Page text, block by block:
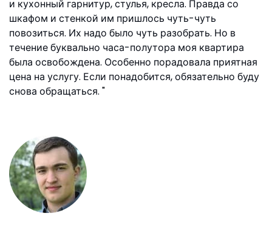
и кухонный гарнитур, стулья, кресла. Правда со
шкафом и стенкой им пришлось чуть-чуть
повозиться. Их надо было чуть разобрать. Но в
течение буквально часа-полутора моя квартира
была освобождена. Особенно порадовала приятная
цена на услугу. Если понадобится, обязательно буду
снова обращаться.